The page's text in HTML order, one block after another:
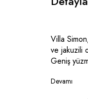
Villa
ve jakuzili
Geniş
Simon,
Devamı